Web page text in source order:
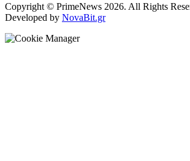
Copyright © PrimeNews 2026. All Rights
Developed by NovaBit.gr